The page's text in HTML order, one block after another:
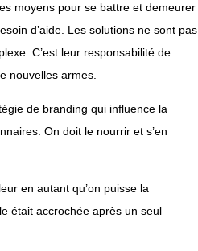
moyens pour se battre et demeurer
d’aide. Les solutions ne sont pas
C’est leur responsabilité de
nouvelles armes.
de branding qui influence la
On doit le nourrir et s’en
en autant qu’on puisse la
était accrochée après un seul